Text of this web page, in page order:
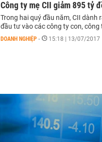
Công ty mẹ CII giảm 895 tỷ
Trong hai quý đầu năm, CII
đầu tư vào các công ty con, công
DOANH NGHIỆP - 15:18 | 13/07/2017